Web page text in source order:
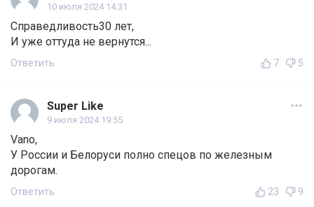
10 июля 2024 14:31
Справедливость30 лет,
И уже оттуда не вернутся...
Ответить 7 5
Super Like
9 июля 2024 19:55
Vano,
У России и Белоруси полно спецов по железным
дорогам.
Ответить 23 9